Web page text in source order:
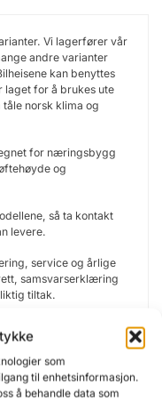
som
til enhetsinformasjon.
å behandle data som
Vi lagerfører vår
andre varianter
kan benyttes
laget for å brukes ute
norsk klima og
for næringsbygg
og
så ta kontakt
levere.
service og årlige
samsvarserklæring
tiltak.